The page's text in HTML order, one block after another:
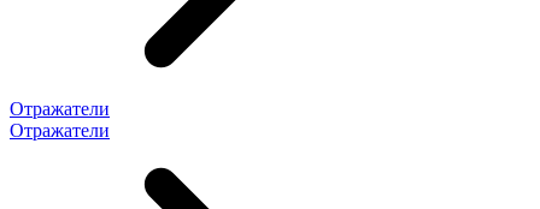
Отражатели
Отражатели